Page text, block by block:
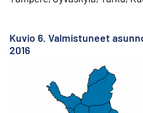
Kuvio 6. Valmistuneet
2016